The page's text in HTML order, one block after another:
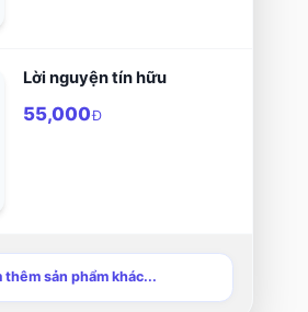
Lời nguyện tín hữu
55,000Đ
thêm sản phẩm khác...